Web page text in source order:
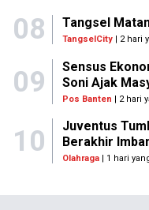
08 Tangsel
TangselCity | 2 hari
09
Sensus
Soni Ajak
Pos Banten | 2 hari
10
Juventus
Berakhir
Olahraga| 1 hari